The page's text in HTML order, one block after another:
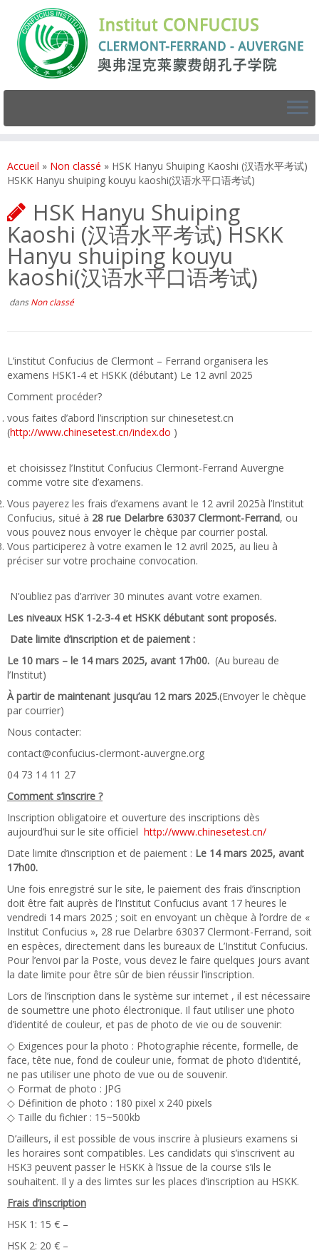
Accueil » Non classé » HSK Hanyu Shuiping Kaoshi (汉语水平考试)
HSKK Hanyu shuiping kouyu kaoshi(汉语水平口语考试)
HSK Hanyu Shuiping
Kaoshi (汉语水平考试) HSKK
Hanyu shuiping kouyu
kaoshi(汉语水平口语考试)
dansNon classé
L’institut Confucius de Clermont – Ferrand organisera les
examens HSK1-4 et HSKK (débutant) Le 12 avril 2025
Comment procéder?
vous faites d’abord l’inscription sur chinesetest.cn
(http://www.chinesetest.cn/index.do )
et choisissez l’Institut Confucius Clermont-Ferrand Auvergne
comme votre site d’examens.
Vous payerez les frais d’examens avant le 12 avril 2025à l’Institut
Confucius, situé à 28 rue Delarbre 63037 Clermont-Ferrand, ou
vous pouvez nous envoyer le chèque par courrier postal.
Vous participerez à votre examen le 12 avril 2025, au lieu à
préciser sur votre prochaine convocation.
N’oubliez pas d’arriver 30 minutes avant votre examen.
Les niveaux HSK 1-2-3-4 et HSKK débutant sont proposés.
Date limite d’inscription et de paiement :
Le 10 mars – le 14 mars 2025, avant 17h00. (Au bureau de
l’Institut)
À partir de maintenant jusqu’au 12 mars 2025.(Envoyer le chèque
par courrier)
Nous contacter:
contact@confucius-clermont-auvergne.org
04 73 14 11 27
Comment s’inscrire ?
Inscription obligatoire et ouverture des inscriptions dès
aujourd’hui sur le site officiel http://www.chinesetest.cn/
Date limite d’inscription et de paiement : Le 14 mars 2025, avant
17h00.
Une fois enregistré sur le site, le paiement des frais d’inscription
doit être fait auprès de l’Institut Confucius avant 17 heures le
vendredi 14 mars 2025 ; soit en envoyant un chèque à l’ordre de «
Institut Confucius », 28 rue Delarbre 63037 Clermont-Ferrand, soit
en espèces, directement dans les bureaux de L’Institut Confucius.
Pour l’envoi par la Poste, vous devez le faire quelques jours avant
la date limite pour être sûr de bien réussir l’inscription.
Lors de l’inscription dans le système sur internet , il est nécessaire
de soumettre une photo électronique. Il faut utiliser une photo
d’identité de couleur, et pas de photo de vie ou de souvenir:
◇ Exigences pour la photo : Photographie récente, formelle, de
face, tête nue, fond de couleur unie, format de photo d’identité,
ne pas utiliser une photo de vue ou de souvenir.
◇ Format de photo : JPG
◇ Définition de photo : 180 pixel x 240 pixels
◇ Taille du fichier : 15~500kb
D’ailleurs, il est possible de vous inscrire à plusieurs examens si
les horaires sont compatibles. Les candidats qui s’inscrivent au
HSK3 peuvent passer le HSKK à l’issue de la course s’ils le
souhaitent. Il y a des limtes sur les places d’inscription au HSKK.
Frais d’inscription
HSK 1: 15 € –
HSK 2: 20 € –